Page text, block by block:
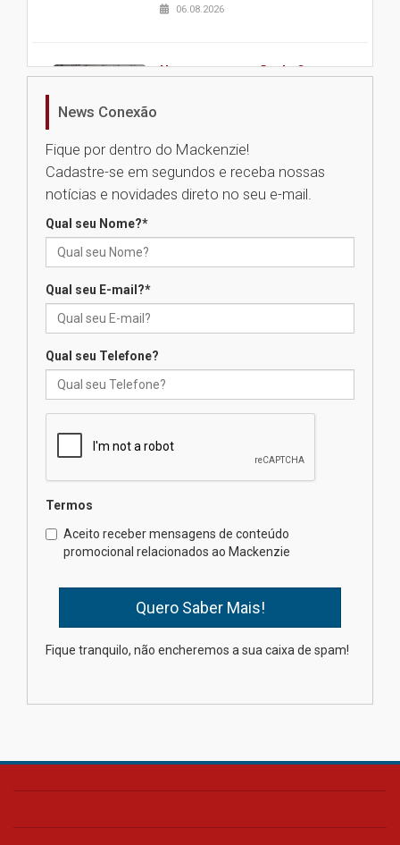
06.08.2026
Nova apresentação do Centro
Universidade Mackenzie
realizará nova edição da Feira
das novas tecnologias em
calouros do segundo semestre
04.08.2026
Brasília prepara seus
estudantes para o PAS antes
mesmo do Ensino Médio
na educação dos filhos além da
News Conexão
Fique por dentro do Mackenzie!
Cadastre-se em segundos e receba nossas
notícias e novidades direto no seu e-mail.
Qual seu Nome?*
Qual seu E-mail?*
Qual seu Telefone?
Termos
Aceito receber mensagens de conteúdo
promocional relacionados ao Mackenzie
Fique tranquilo, não encheremos a sua caixa de spam!